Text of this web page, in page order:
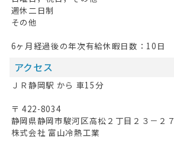
週休二日制
その他
6ヶ月経過後の年次有給休暇日数：10日
アクセス
ＪＲ静岡駅 から 車15分
〒 422-8034
静岡県静岡市駿河区高松２丁目２３－２７
株式会社 富山冷熱工業